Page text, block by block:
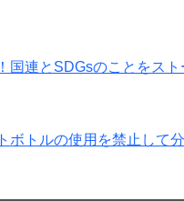
国連とSDGsのことをス
ボトルの使用を禁止して